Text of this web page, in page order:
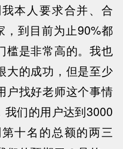
本人要求合并、合
到目前为止90%都
槛是非常高的。我也
大的成功，但是至少
户找好老师这个事情
们的用户达到3000
十名的总额的两三